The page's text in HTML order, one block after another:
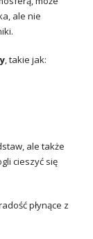
ale nie
, takie jak:
ale także
cieszyć się
płynące z